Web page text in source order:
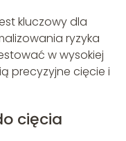
kluczowy dla
ryzyka
w wysokiej
precyzyjne cięcie i
cięcia